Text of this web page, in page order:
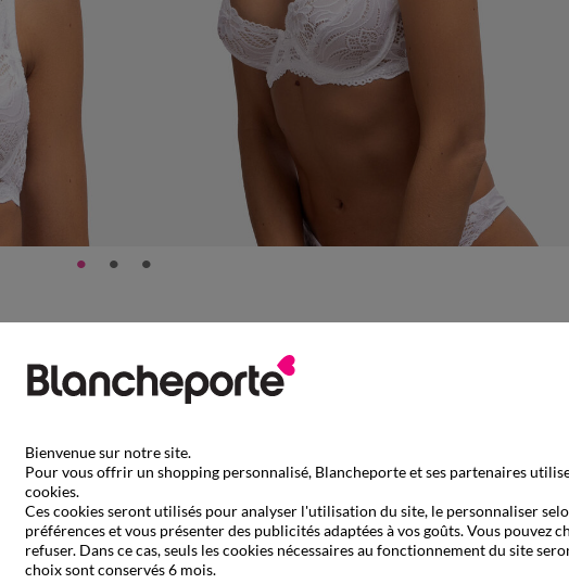
D'autres idées de Soutien-gorge avec armatures
Bienvenue sur notre site.
Pour vous offrir un shopping personnalisé, Blancheporte et ses partenaires
cookies.
Ces cookies seront utilisés pour analyser l'utilisation du site, le personnaliser
préférences et vous présenter des publicités adaptées à vos goûts. Vous pouvez
refuser. Dans ce cas, seuls les cookies nécessaires au fonctionnement du site
choix sont conservés 6 mois.